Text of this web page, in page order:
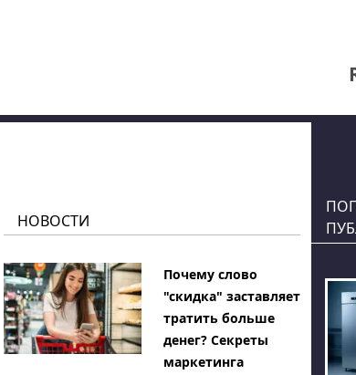
НОВОСТИ
Почему слово
"скидка" заставляет
тратить больше
денег? Секреты
маркетинга